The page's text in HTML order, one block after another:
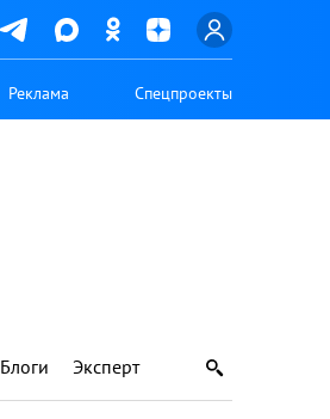
Реклама Спецпроекты
Блоги Эксперт